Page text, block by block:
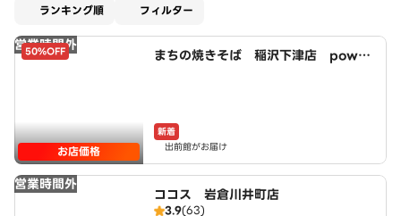
ランキング順 フィルター
営業時間外
50%OFF
お店価格
まちの焼きそば 稲沢下津店 power
新着
出前館がお届け
営業時間外
ココス 岩倉川井町店
3.9(63)